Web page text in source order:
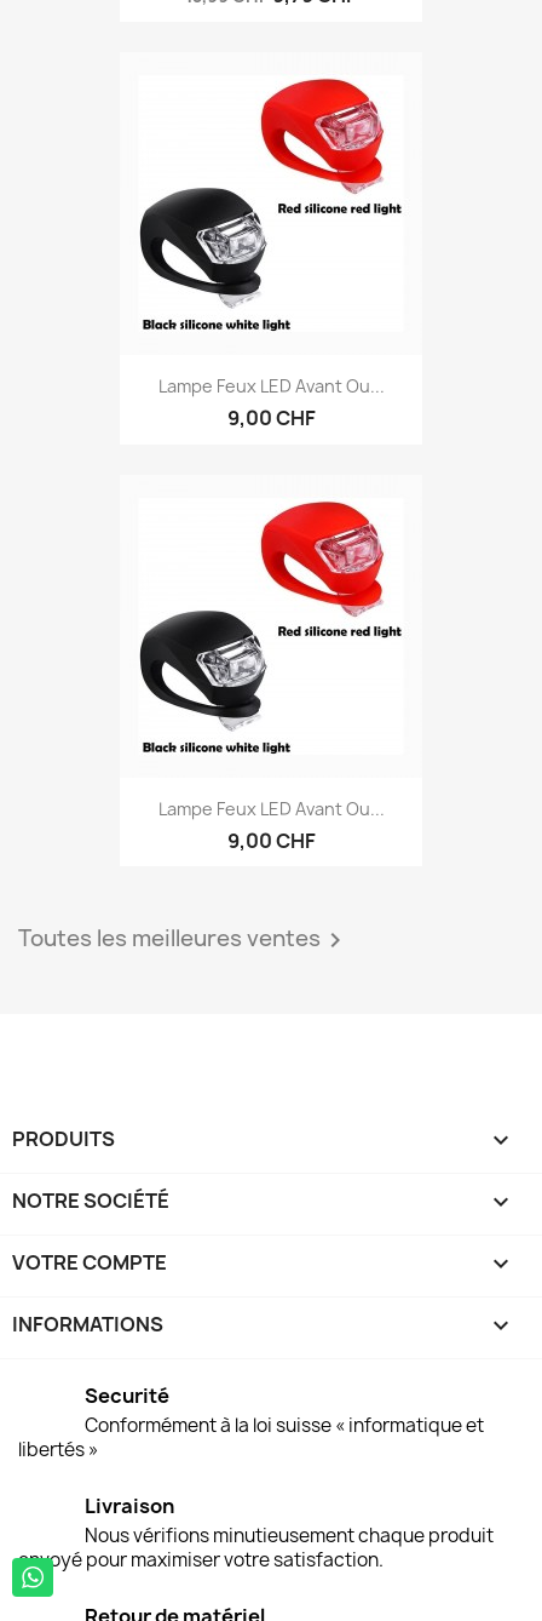
Lampe Feux LED Avant Ou...
9,00 CHF
Lampe Feux LED Avant Ou...
9,00 CHF
Toutes les meilleures ventes 
PRODUITS 
NOTRE SOCIÉTÉ 
VOTRE COMPTE 
INFORMATIONS keyboard_arrow_down
Securité
Conformément à la loi suisse « informatique et
libertés »
Livraison
Nous vérifions minutieusement chaque produit
envoyé pour maximiser votre satisfaction.